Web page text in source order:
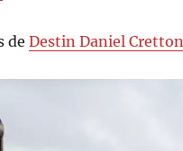
deDestin Daniel Cretton